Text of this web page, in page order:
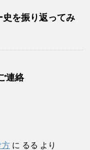
史を振り返ってみ
連絡
方 に るる より